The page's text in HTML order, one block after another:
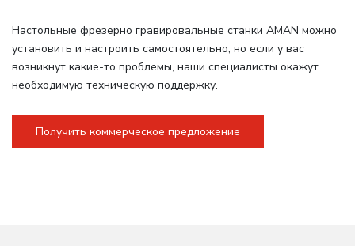
Настольные фрезерно гравировальные станки AMAN можно
установить и настроить самостоятельно, но если у вас
возникнут какие-то проблемы, наши специалисты окажут
необходимую техническую поддержку.
Получить коммерческое предложение